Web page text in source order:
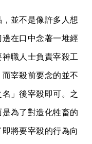
並不是像許多人想
在口中念著一堆經
職人士負責宰殺工
宰殺前要念的並不
」後宰殺即可。之
為了對造化牲畜的
將要宰殺的行為向